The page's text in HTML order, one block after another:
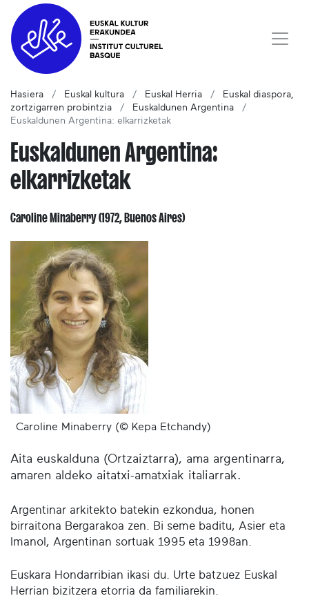
Hasiera Euskal kultura Euskal Herria
Euskal diaspora,
zortzigarren probintzia
Euskaldunen Argentina
Euskaldunen Argentina: elkarrizketak
Euskaldunen Argentina:
elkarrizketak
Caroline Minaberry (1972, Buenos Aires)
Caroline Minaberry (© Kepa Etchandy)
Aita euskalduna (Ortzaiztarra), ama argentinarra,
amaren aldeko aitatxi-amatxiak italiarrak.
Argentinar arkitekto batekin ezkondua, honen
birraitona Bergarakoa zen. Bi seme baditu, Asier eta
Imanol, Argentinan sortuak 1995 eta 1998an.
Euskara Hondarribian ikasi du. Urte batzuez Euskal
Herrian bizitzera etorria da familiarekin.